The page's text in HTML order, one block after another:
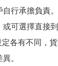
行承擔負責
可選擇直接
各有不同，
。